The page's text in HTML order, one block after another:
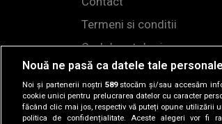
Termeni si conditii
Cod deontologic
Regulamente
Nouă ne pasă ca datele tale
Noi și partenerii noștri 589stocăm și/sau accesăm
cookie unici pentru prelucrarea datelor cu caracter
făcând clic mai jos, respectiv vă puteți opune utilizării
politica de confidențialitate. Aceste alegeri vor fi